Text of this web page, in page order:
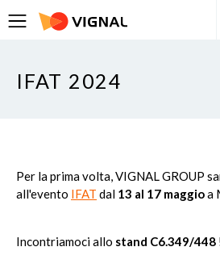
IFAT 2024
Per la prima volta, VIGNAL GROUP
all'evento IFAT dal 13 al 17 maggioa
Incontriamoci allo stand C6.349/448